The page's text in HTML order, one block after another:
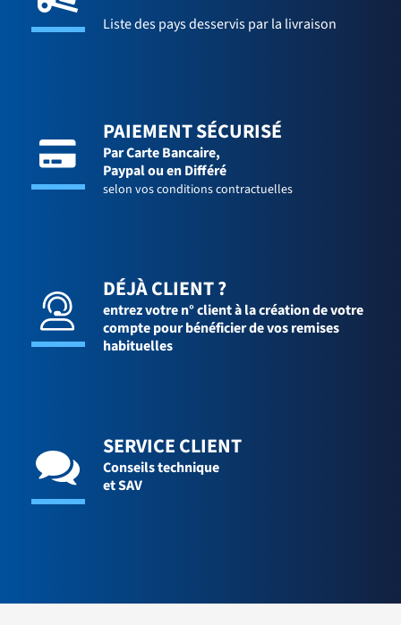
Liste des pays desservis par la livraison
PAIEMENT SÉCURISÉ
Par Carte Bancaire,
Paypal ou en Différé
selon vos conditions contractuelles
DÉJÀ CLIENT ?
entrez votre n° client à la création de votre
compte pour bénéficier de vos remises
habituelles
SERVICE CLIENT
Conseils technique
et SAV